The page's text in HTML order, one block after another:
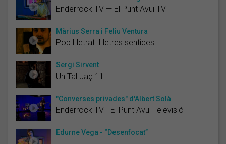
Enderrock TV — El Punt Avui TV
Màrius Serra i Feliu Ventura
Pop Lletrat. Lletres sentides
Sergi Sirvent
Un Tal Jaç 11
"Converses privades" d'Albert Solà
Enderrock TV - El Punt Avui Televisió
Edurne Vega - “Desenfocat”